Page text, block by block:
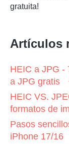
gratuita!
Artículos
HEIC a JPG -
a JPG gratis
HEIC VS.
formatos de
Pasos
iPhone 17/16